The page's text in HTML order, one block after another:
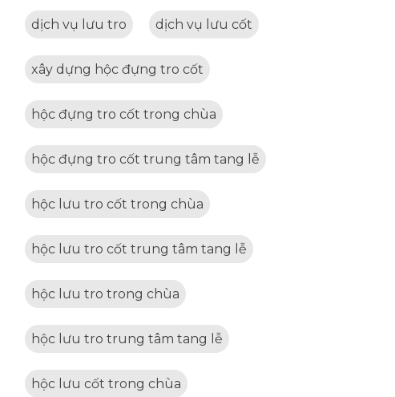
dịch vụ lưu tro dịch vụ lưu cốt
xây dựng hộc đựng tro cốt
hộc đựng tro cốt trong chùa
hộc đựng tro cốt trung tâm tang lễ
hộc lưu tro cốt trong chùa
hộc lưu tro cốt trung tâm tang lễ
hộc lưu tro trong chùa
hộc lưu tro trung tâm tang lễ
hộc lưu cốt trong chùa